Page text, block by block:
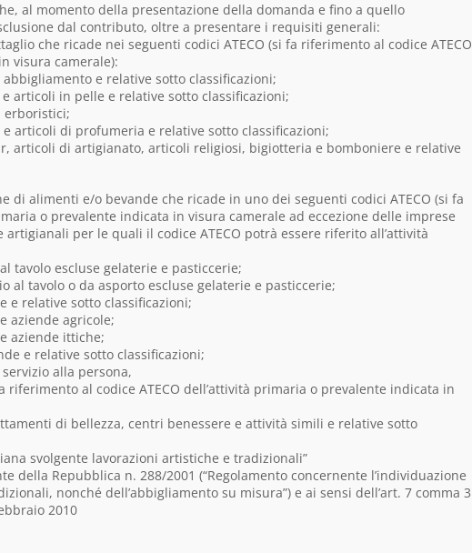
al momento della presentazione della domanda e fino a quello
dal contributo, oltre a presentare i requisiti generali:
che ricade nei seguenti codici ATECO (si fa riferimento al codice ATECO
visura camerale):
e relative sotto classificazioni;
articoli in pelle e relative sotto classificazioni;
erboristici;
articoli di profumeria e relative sotto classificazioni;
articoli di artigianato, articoli religiosi, bigiotteria e bomboniere e relative
di alimenti e/o bevande che ricade in uno dei seguenti codici ATECO (si fa
o prevalente indicata in visura camerale ad eccezione delle imprese
per le quali il codice ATECO potrà essere riferito all’attività
tavolo escluse gelaterie e pasticcerie;
al tavolo o da asporto escluse gelaterie e pasticcerie;
e relative sotto classificazioni;
aziende agricole;
aziende ittiche;
e relative sotto classificazioni;
alla persona,
riferimento al codice ATECO dell’attività primaria o prevalente indicata in
di bellezza, centri benessere e attività simili e relative sotto
svolgente lavorazioni artistiche e tradizionali”
della Repubblica n. 288/2001 (“Regolamento concernente l’individuazione
nonché dell’abbigliamento su misura”) e ai sensi dell’art. 7 comma 3
2010